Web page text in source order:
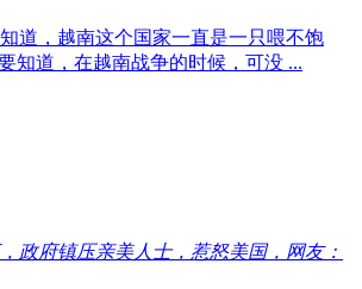
道，越南这个国家一直是一只喂不饱
知道，在越南战争的时候，可没 ...
政府镇压亲美人士，惹怒美国，网友：